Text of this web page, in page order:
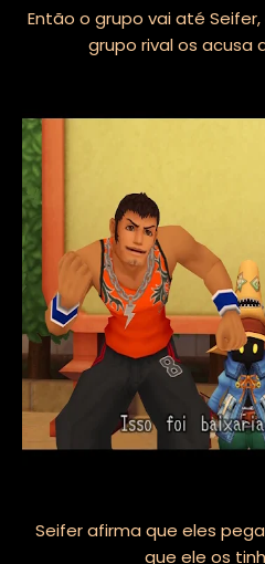
Então o grupo vai até
grupo rival os acusa
Seifer afirma que eles
que ele os